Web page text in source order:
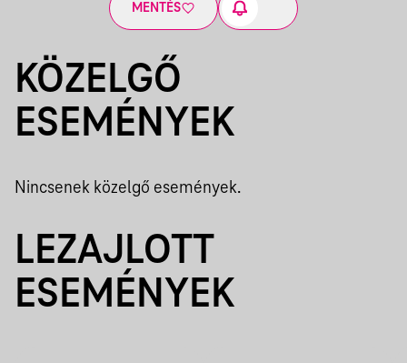
MENTÉS
KÖZELGŐ
ESEMÉNYEK
Nincsenek közelgő események.
LEZAJLOTT
ESEMÉNYEK